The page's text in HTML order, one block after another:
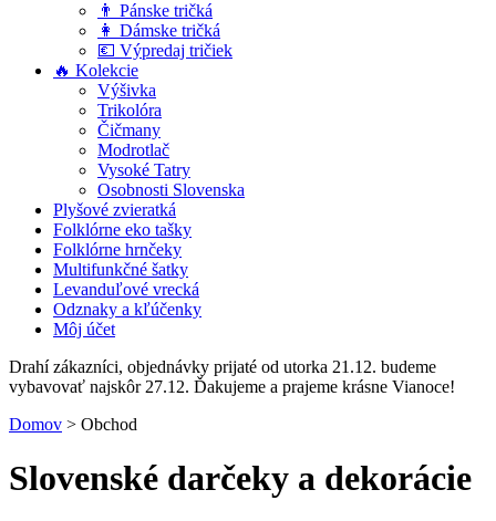
👨 Pánske tričká
👩 Dámske tričká
💶 Výpredaj tričiek
🔥 Kolekcie
Výšivka
Trikolóra
Čičmany
Modrotlač
Vysoké Tatry
Osobnosti Slovenska
Plyšové zvieratká
Folklórne eko tašky
Folklórne hrnčeky
Multifunkčné šatky
Levanduľové vrecká
Odznaky a kľúčenky
Môj účet
Drahí zákazníci, objednávky prijaté od utorka 21.12. budeme
vybavovať najskôr 27.12. Ďakujeme a prajeme krásne Vianoce!
Domov > Obchod
Slovenské darčeky a dekorácie